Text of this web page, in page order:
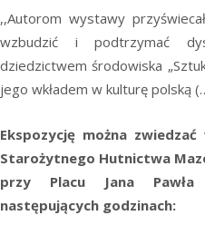
,,Autorom wystawy
wzbudzić i podtrzymać
dziedzictwem środowiska
jego wkładem w kulturę polską
Ekspozycję można zwiedzać
Starożytnego Hutnictwa
przy Placu Jana
następujących godzinach: